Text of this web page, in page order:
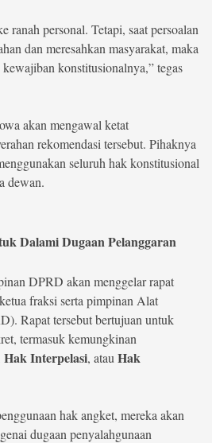
ranah personal. Tetapi, saat persoalan
dan meresahkan masyarakat, maka
konstitusionalnya,” tegas
akan mengawal ketat
rekomendasi tersebut. Pihaknya
seluruh hak konstitusional
dewan.
Dalami Dugaan Pelanggaran
DPRD akan menggelar rapat
fraksi serta pimpinan Alat
Rapat tersebut bertujuan untuk
termasuk kemungkinan
Hak Interpelasi, atau Hak
hak angket, mereka akan
dugaan penyalahgunaan